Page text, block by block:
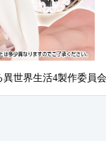
世界生活4製作委員会